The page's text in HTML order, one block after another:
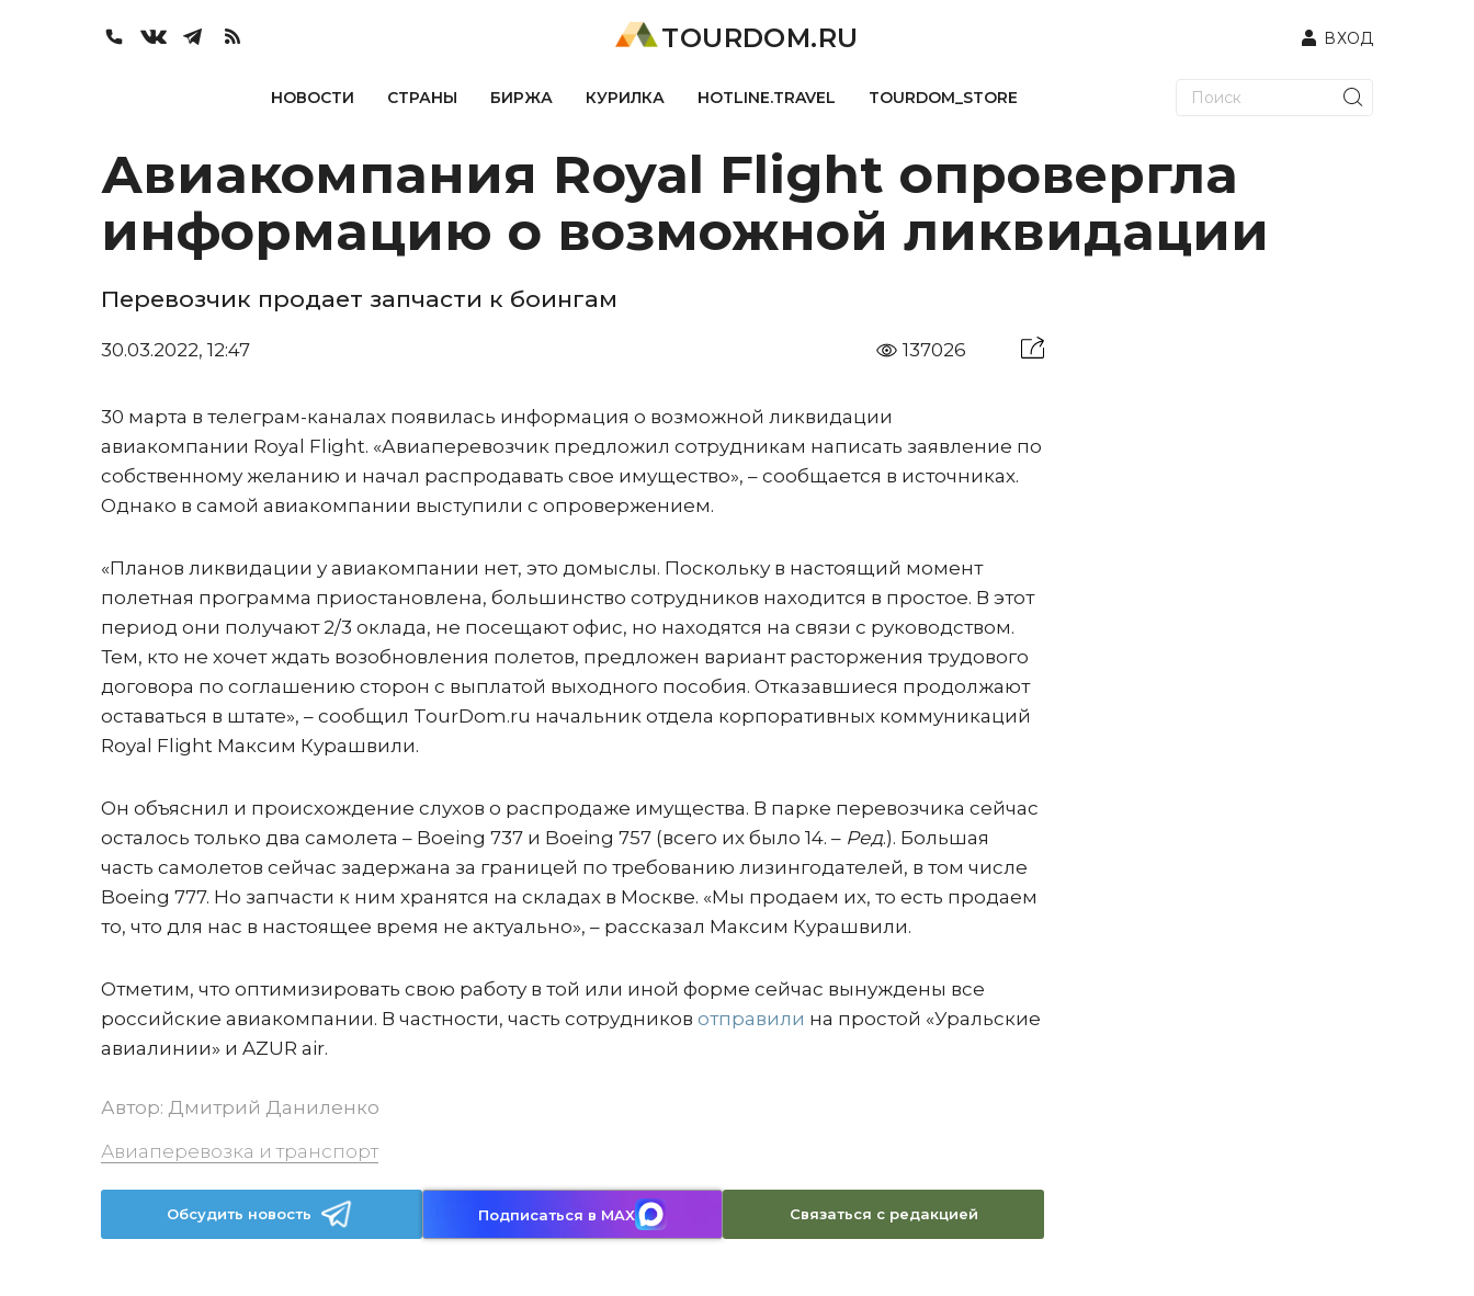
TOURDOM.RU ВХОД
НОВОСТИ СТРАНЫ БИРЖА КУРИЛКА HOTLINE.TRAVEL TOURDOM_STORE
Авиакомпания Royal Flight опровергла
информацию о возможной ликвидации
Перевозчик продает запчасти к боингам
30.03.2022, 12:47 137026
30 марта в телеграм-каналах появилась информация о возможной ликвидации
авиакомпании Royal Flight. «Авиаперевозчик предложил сотрудникам написать заявление по
собственному желанию и начал распродавать свое имущество», – сообщается в источниках.
Однако в самой авиакомпании выступили с опровержением.
«Планов ликвидации у авиакомпании нет, это домыслы. Поскольку в настоящий момент
полетная программа приостановлена, большинство сотрудников находится в простое. В этот
период они получают 2/3 оклада, не посещают офис, но находятся на связи с руководством.
Тем, кто не хочет ждать возобновления полетов, предложен вариант расторжения трудового
договора по соглашению сторон с выплатой выходного пособия. Отказавшиеся продолжают
оставаться в штате», – сообщил TourDom.ru начальник отдела корпоративных коммуникаций
Royаl Flight Максим Курашвили.
Он объяснил и происхождение слухов о распродаже имущества. В парке перевозчика сейчас
осталось только два самолета – Boeing 737 и Boeing 757 (всего их было 14. – Ред.). Большая
часть самолетов сейчас задержана за границей по требованию лизингодателей, в том числе
Boeing 777. Но запчасти к ним хранятся на складах в Москве. «Мы продаем их, то есть продаем
то, что для нас в настоящее время не актуально», – рассказал Максим Курашвили.
Отметим, что оптимизировать свою работу в той или иной форме сейчас вынуждены все
российские авиакомпании. В частности, часть сотрудников отправили на простой «Уральские
авиалинии» и AZUR air.
Автор: Дмитрий Даниленко
Авиаперевозка и транспорт
Обсудить новость Подписаться в MAX Связаться с редакцией